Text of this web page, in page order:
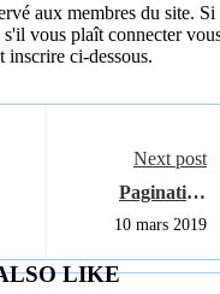
aux membres du site. Si
vous plaît connecter
inscrire ci-dessous.
Next post
Pagination
Bootstrap
10 mars 2019
LIKE